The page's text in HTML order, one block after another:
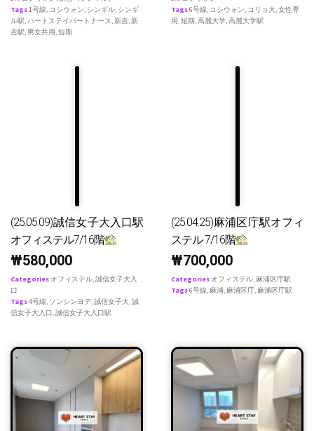
Tags1号線, コシウォン, シンギル, シンギ
ル駅,ハートステイパートナース,新吉,新
吉駅, 男女共用,短期
Tags6号線, コシウォン, コリョ大,女性専
用,短期,高麗大学,高麗大学駅
(25.05.09)誠信女子大入口駅
オフィステル7/16階
₩580,000
Categories オフィステル 誠信女子大入
口
Tags4号線 ソンシンヨデ 誠信女子大 誠
信女子大入口 誠信女子大入口駅
(25.04.25)麻浦区庁駅オフィ
ステル 7/16階
₩700,000
Categories オフィステル 麻浦区庁駅
Tags6号線 麻浦 麻浦区庁 麻浦区庁駅